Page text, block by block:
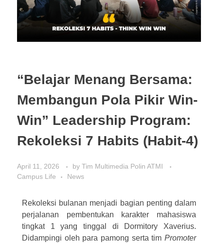
“Belajar Menang Bersama:
Membangun Pola Pikir Win-
Win” Leadership Program:
Rekoleksi 7 Habits (Habit-4)
April 11, 2026 by Tim Multimedia Polin ATMI
Campus Life
News
Rekoleksi bulanan menjadi bagian penting dalam
perjalanan pembentukan karakter mahasiswa
tingkat 1 yang tinggal di Dormitory Xaverius.
Didampingi oleh para pamong serta tim Promoter